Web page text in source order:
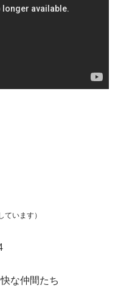
います）
な仲間たち